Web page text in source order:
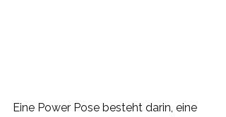
Eine Power Pose besteht darin, eine